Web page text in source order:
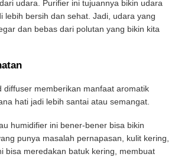
udara. Purifier ini tujuannya bikin udara
lebih bersih dan sehat. Jadi, udara yang
dan bebas dari polutan yang bikin kita
diffuser memberikan manfaat aromatik
hati jadi lebih santai atau semangat.
humidifier ini bener-bener bisa bikin
punya masalah pernapasan, kulit kering,
bisa meredakan batuk kering, membuat